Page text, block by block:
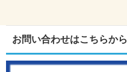
お問い合わせはこちらから